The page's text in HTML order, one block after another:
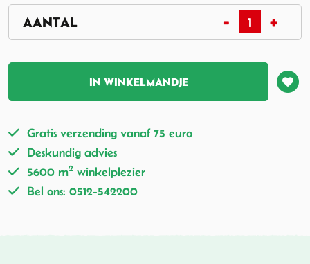
IN WINKELMANDJE
Gratis verzending vanaf 75 euro
Deskundig advies
5600 m2 winkelplezier
Bel ons: 0512-542200